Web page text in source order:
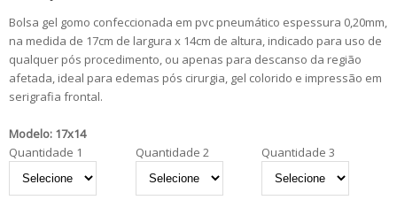
Bolsa gel gomo confeccionada em pvc pneumático espessura 0,20mm,
na medida de 17cm de largura x 14cm de altura, indicado para uso de
qualquer pós procedimento, ou apenas para descanso da região
afetada, ideal para edemas pós cirurgia, gel colorido e impressão em
serigrafia frontal.
Modelo: 17x14
Quantidade 1
Quantidade 2 Quantidade 3